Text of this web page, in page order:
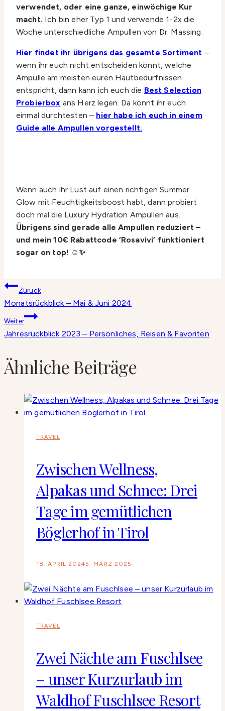
verwendet, oder eine ganze, einwöchige Kur
macht. Ich bin eher Typ 1 und verwende 1-2x die
Woche unterschiedliche Ampullen von Dr. Massing.
Hier findet ihr übrigens das gesamte Sortiment –
wenn ihr euch nicht entscheiden könnt, welche
Ampulle am meisten euren Hautbedürfnissen
entspricht, dann kann ich euch die Best Selection
Probierbox ans Herz legen. Da könnt ihr euch
einmal durchtesten – hier habe ich euch in einem
Guide alle Ampullen vorgestellt.
Wenn auch ihr Lust auf einen richtigen Summer
Glow mit Feuchtigkeitsboost habt, dann probiert
doch mal die Luxury Hydration Ampullen aus.
Übrigens sind gerade alle Ampullen reduziert –
und mein 10€ Rabattcode ‘Rosavivi’ funktioniert
sogar on top! ☺️✨
Beitragsnavigation
Zurück
Monatsrückblick – Mai & Juni 2024
Weiter
Jahresrückblick 2023 – Persönliches, Reisen & Favoriten
Ähnliche Beiträge
TRAVEL
Zwischen Wellness,
Alpakas und Schnee: Drei
Tage im gemütlichen
Böglerhof in Tirol
18. APRIL 20245. MÄRZ 2025
TRAVEL
Zwei Nächte am Fuschlsee
– unser Kurzurlaub im
Waldhof Fuschlsee Resort